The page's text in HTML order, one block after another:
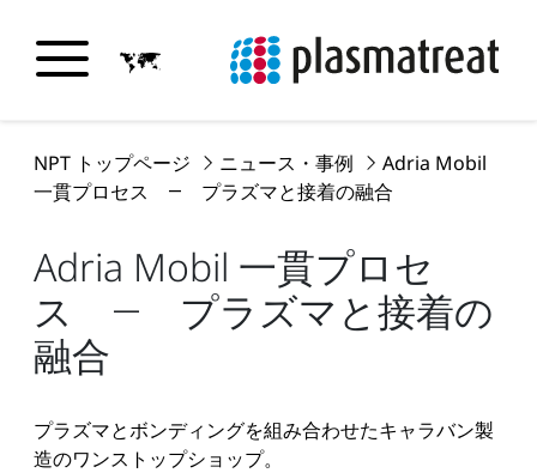
NPT トップページ ニュース・事例
Adria Mobil
一貫プロセス ― プラズマと接着の融合
Adria Mobil 一貫プロセ
ス ― プラズマと接着の
融合
プラズマとボンディングを組み合わせたキャラバン製
造のワンストップショップ。